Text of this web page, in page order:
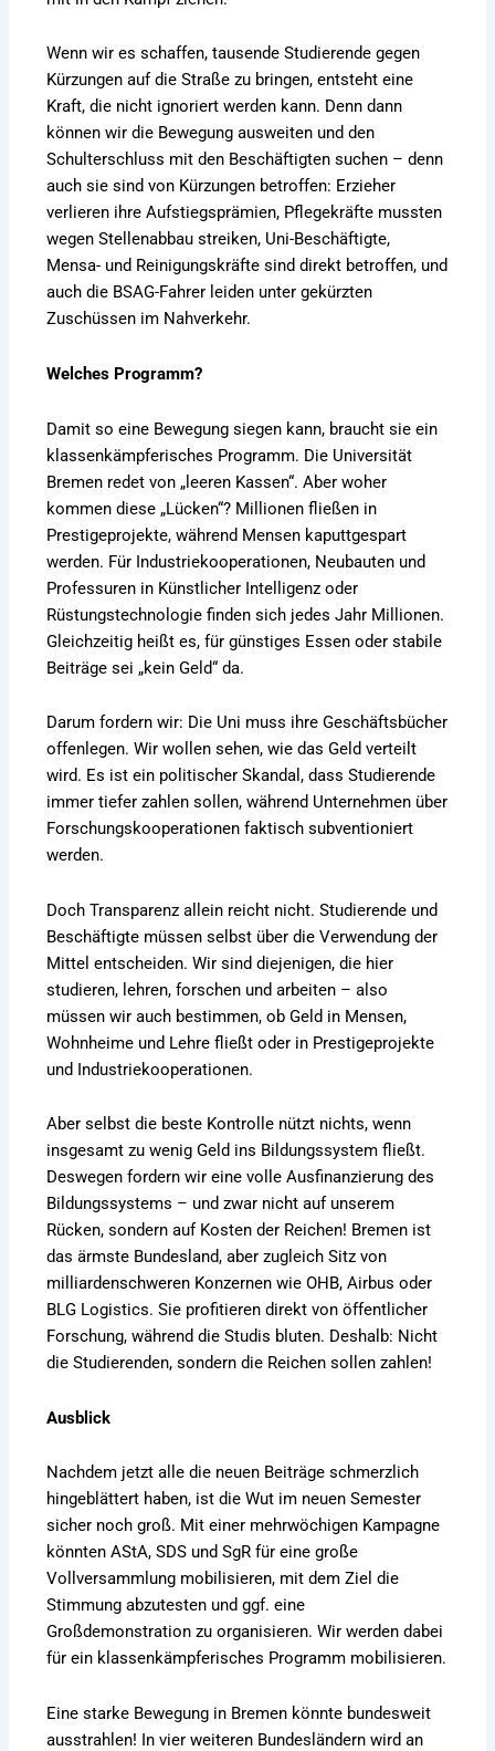
Wenn wir es schaffen, tausende Studierende gegen
Kürzungen auf die Straße zu bringen, entsteht eine
Kraft, die nicht ignoriert werden kann. Denn dann
können wir die Bewegung ausweiten und den
Schulterschluss mit den Beschäftigten suchen – denn
auch sie sind von Kürzungen betroffen: Erzieher
verlieren ihre Aufstiegsprämien, Pflegekräfte mussten
wegen Stellenabbau streiken, Uni-Beschäftigte,
Mensa- und Reinigungskräfte sind direkt betroffen, und
auch die BSAG-Fahrer leiden unter gekürzten
Zuschüssen im Nahverkehr.
Welches Programm?
Damit so eine Bewegung siegen kann, braucht sie ein
klassenkämpferisches Programm. Die Universität
Bremen redet von „leeren Kassen“. Aber woher
kommen diese „Lücken“? Millionen fließen in
Prestigeprojekte, während Mensen kaputtgespart
werden. Für Industriekooperationen, Neubauten und
Professuren in Künstlicher Intelligenz oder
Rüstungstechnologie finden sich jedes Jahr Millionen.
Gleichzeitig heißt es, für günstiges Essen oder stabile
Beiträge sei „kein Geld“ da.
Darum fordern wir: Die Uni muss ihre Geschäftsbücher
offenlegen. Wir wollen sehen, wie das Geld verteilt
wird. Es ist ein politischer Skandal, dass Studierende
immer tiefer zahlen sollen, während Unternehmen über
Forschungskooperationen faktisch subventioniert
werden.
Doch Transparenz allein reicht nicht. Studierende und
Beschäftigte müssen selbst über die Verwendung der
Mittel entscheiden. Wir sind diejenigen, die hier
studieren, lehren, forschen und arbeiten – also
müssen wir auch bestimmen, ob Geld in Mensen,
Wohnheime und Lehre fließt oder in Prestigeprojekte
und Industriekooperationen.
Aber selbst die beste Kontrolle nützt nichts, wenn
insgesamt zu wenig Geld ins Bildungssystem fließt.
Deswegen fordern wir eine volle Ausfinanzierung des
Bildungssystems – und zwar nicht auf unserem
Rücken, sondern auf Kosten der Reichen! Bremen ist
das ärmste Bundesland, aber zugleich Sitz von
milliardenschweren Konzernen wie OHB, Airbus oder
BLG Logistics. Sie profitieren direkt von öffentlicher
Forschung, während die Studis bluten. Deshalb: Nicht
die Studierenden, sondern die Reichen sollen zahlen!
Ausblick
Nachdem jetzt alle die neuen Beiträge schmerzlich
hingeblättert haben, ist die Wut im neuen Semester
sicher noch groß. Mit einer mehrwöchigen Kampagne
könnten AStA, SDS und SgR für eine große
Vollversammlung mobilisieren, mit dem Ziel die
Stimmung abzutesten und ggf. eine
Großdemonstration zu organisieren. Wir werden dabei
für ein klassenkämpferisches Programm mobilisieren.
Eine starke Bewegung in Bremen könnte bundesweit
ausstrahlen! In vier weiteren Bundesländern wird an